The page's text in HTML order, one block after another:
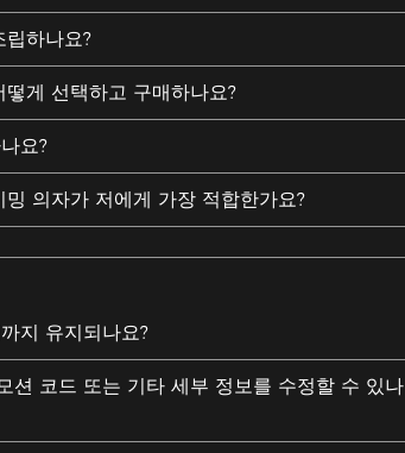
하나요?
게 선택하고 구매하나요?
요?
의자가 저에게 가장 적합한가요?
지 유지되나요?
션 코드 또는 기타 세부 정보를 수정할 수 있나